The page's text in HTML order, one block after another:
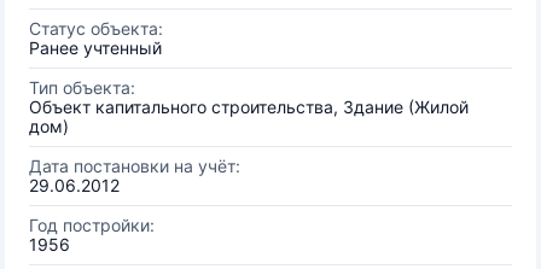
Статус объекта:
Ранее учтенный
Тип объекта:
Объект капитального строительства, Здание (Жилой
дом)
Дата постановки на учёт:
29.06.2012
Год постройки:
1956